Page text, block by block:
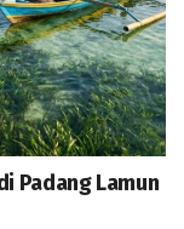
Padang Lamun